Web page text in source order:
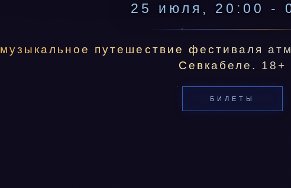
25 июля, 20:00 -
музыкальное путешествие фестиваля
Севкабеле. 18+
БИЛЕТЫ